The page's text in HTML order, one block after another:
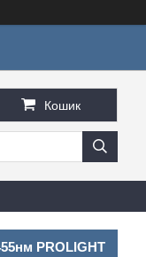
Кошик
PROLIGHT